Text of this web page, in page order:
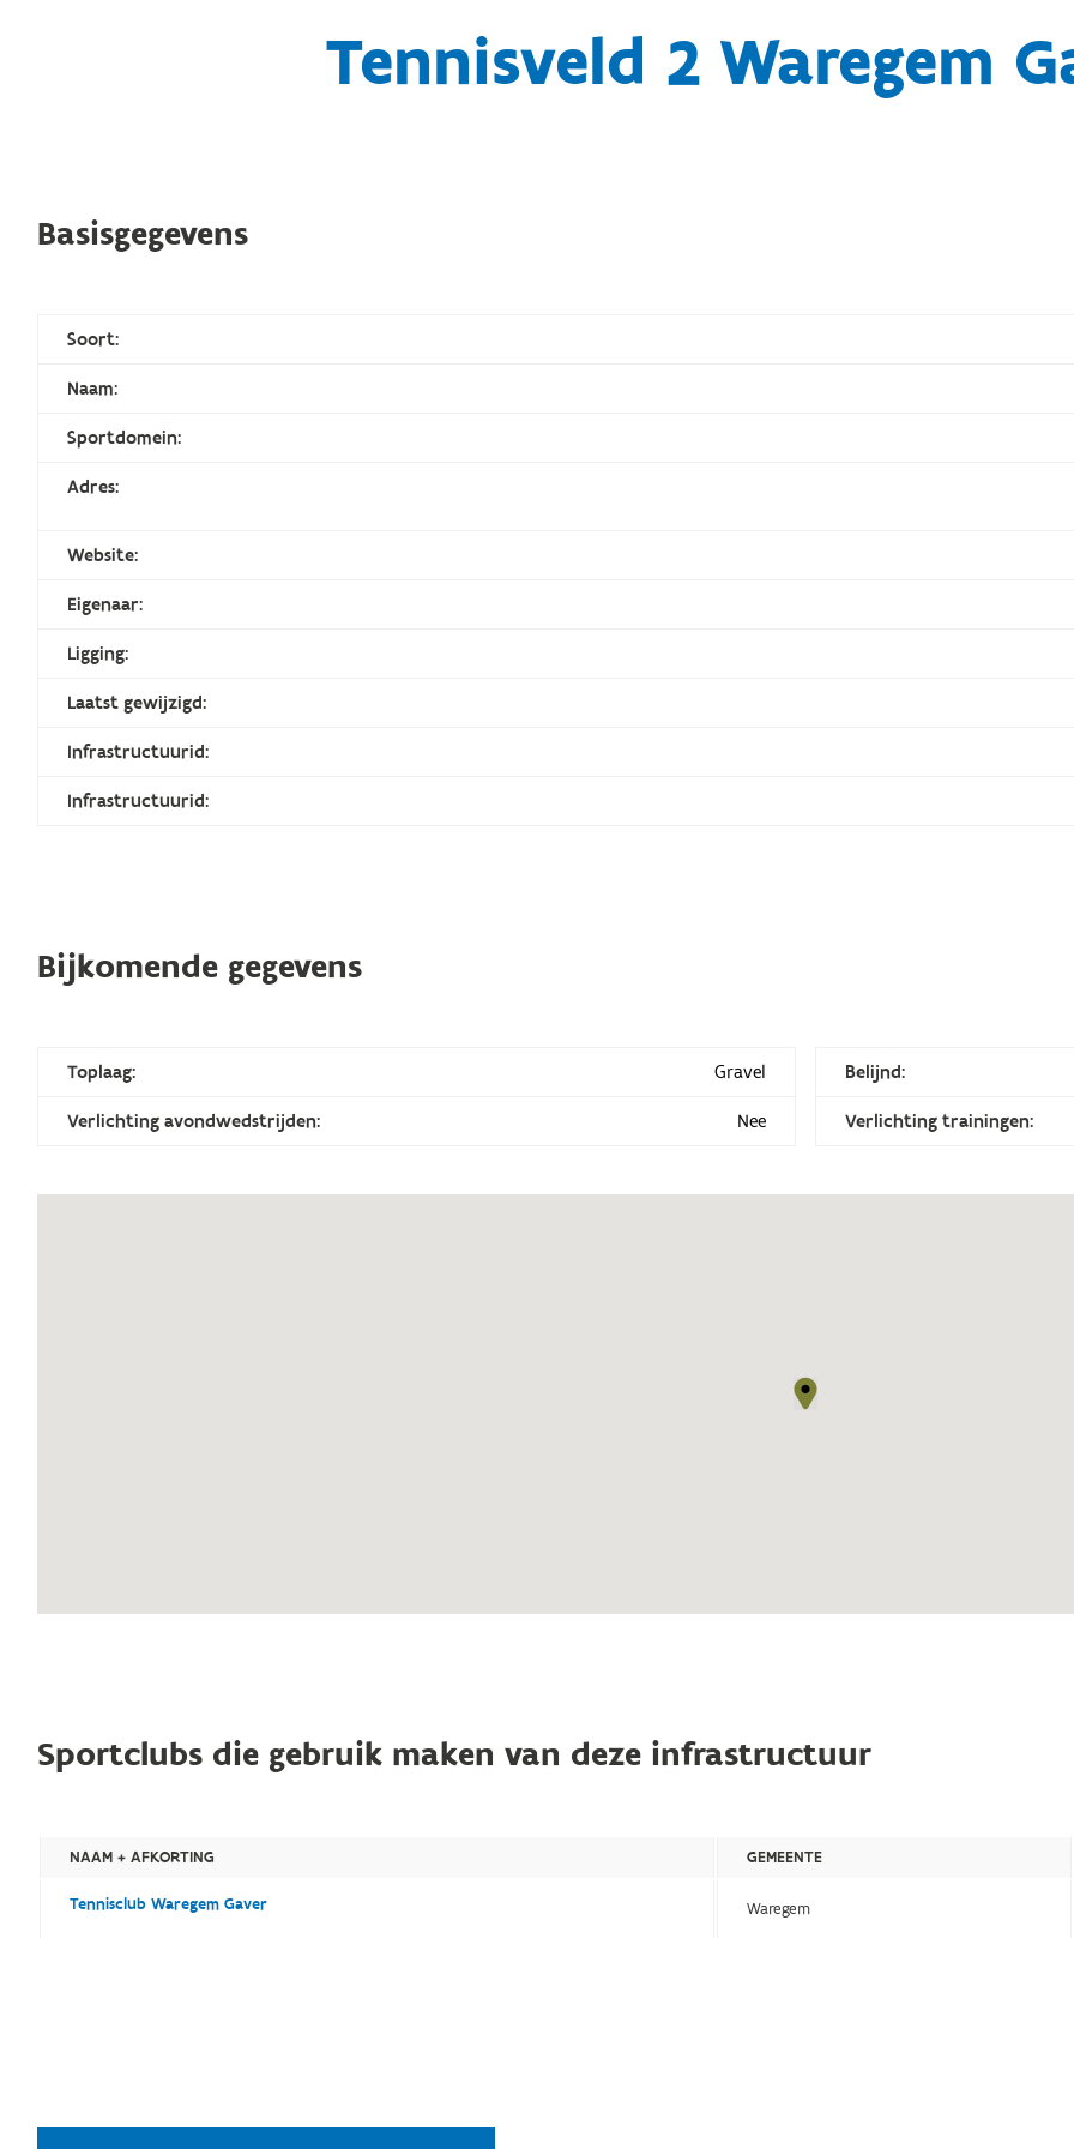
Tennisveld 2 Waregem
Basisgegevens
Soort:
Naam:
Sportdomein:
Adres:
Website:
Eigenaar:
Ligging:
Laatst gewijzigd:
Infrastructuurid:
Infrastructuurid:
Bijkomende gegevens
Toplaag: Gravel Belijnd:
Verlichting avondwedstrijden: Nee Verlichting trainingen:
Sportclubs die gebruik maken van deze infrastructuur
NAAM + AFKORTING GEMEENTE
Tennisclub Waregem Gaver Waregem